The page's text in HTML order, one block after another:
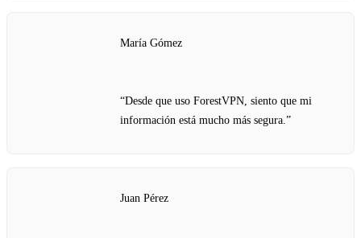
María Gómez
“Desde que uso ForestVPN, siento que mi
información está mucho más segura.”
Juan Pérez